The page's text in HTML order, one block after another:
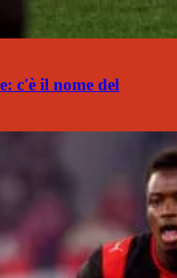
c'è il nome del